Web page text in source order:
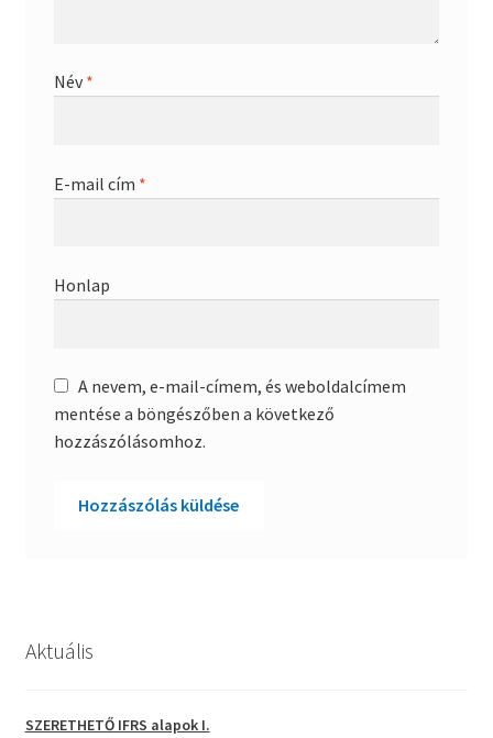
Név *
E-mail cím *
Honlap
A nevem, e-mail-címem, és weboldalcímem
mentése a böngészőben a következő
hozzászólásomhoz.
Aktuális
SZERETHETŐ IFRS alapok I.